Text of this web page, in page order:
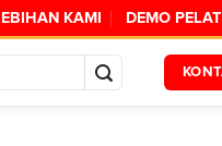
KAMI DEMO